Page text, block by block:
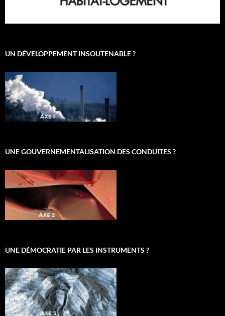
UN DÉVELOPPEMENT INSOUTENABLE ?
UNE GOUVERNEMENTALISATION DES CONDUITES ?
UNE DÉMOCRATIE PAR LES INSTRUMENTS ?